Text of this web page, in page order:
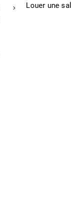
Louer une